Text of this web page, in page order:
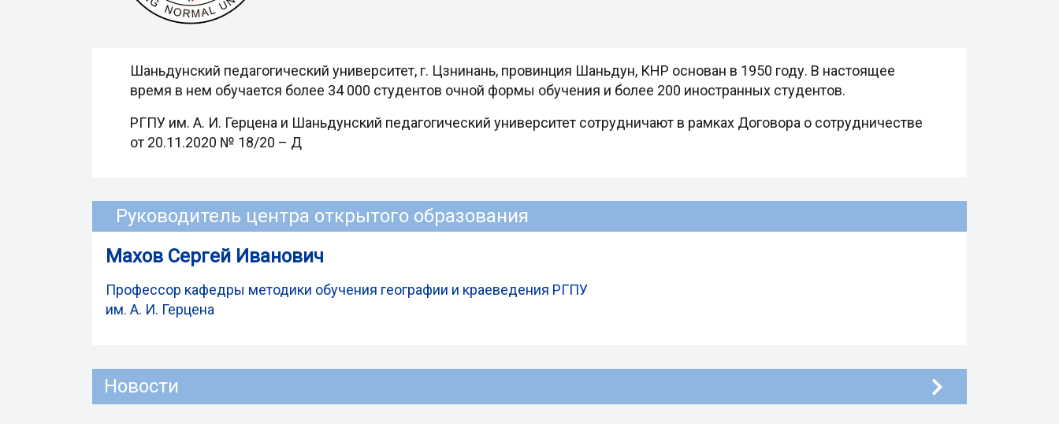
Шаньдунский педагогический университет, г. Цзнинань, провинция Шаньдун, КНР основан в 1950 году. В настоящее
время в нем обучается более 34 000 студентов очной формы обучения и более 200 иностранных студентов.
РГПУ им. А. И. Герцена и Шаньдунский педагогический университет сотрудничают в рамках Договора о сотрудничестве
от 20.11.2020 № 18/20 – Д
Руководитель центра открытого образования
Махов Сергей Иванович
Профессор кафедры методики обучения географии и краеведения РГПУ
им. А. И. Герцена
Новости